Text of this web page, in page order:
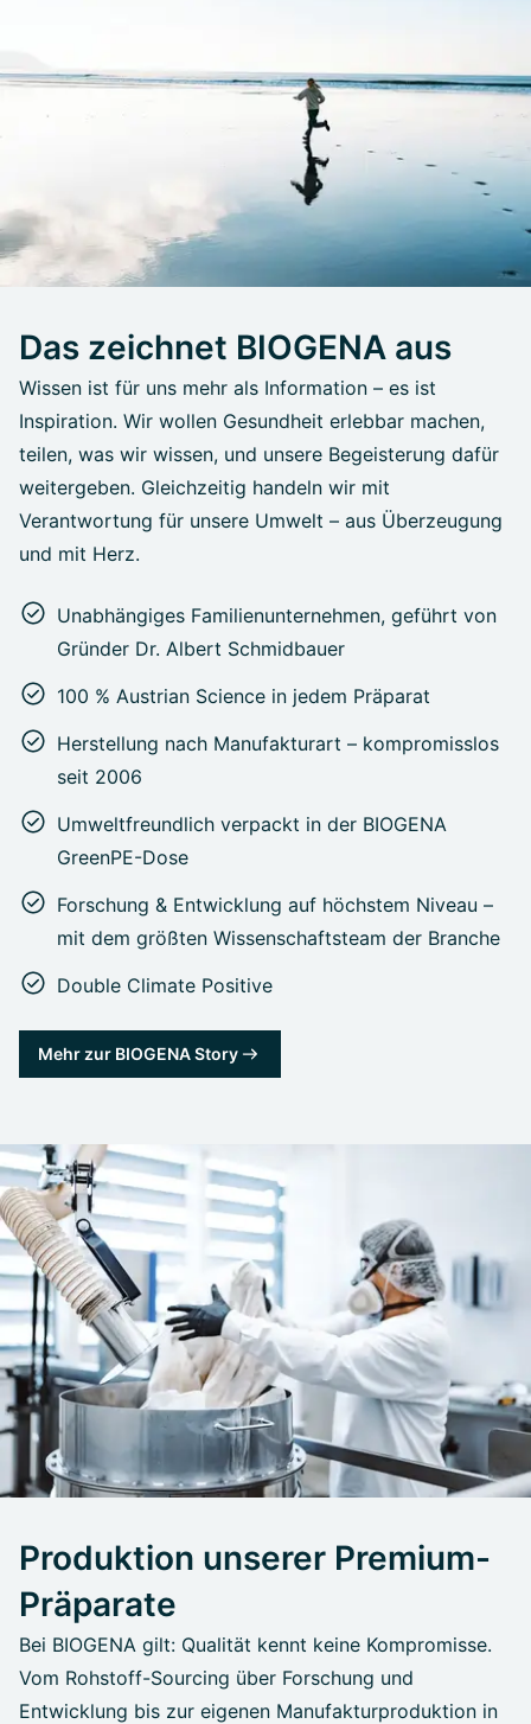
Das zeichnet BIOGENA aus
Wissen ist für uns mehr als Information – es ist
Inspiration. Wir wollen Gesundheit erlebbar machen,
teilen, was wir wissen, und unsere Begeisterung dafür
weitergeben. Gleichzeitig handeln wir mit
Verantwortung für unsere Umwelt – aus Überzeugung
und mit Herz.
Unabhängiges Familienunternehmen, geführt von
Gründer Dr. Albert Schmidbauer
100 % Austrian Science in jedem Präparat
Herstellung nach Manufakturart – kompromisslos
seit 2006
Umweltfreundlich verpackt in der BIOGENA
GreenPE-Dose
Forschung & Entwicklung auf höchstem Niveau –
mit dem größten Wissenschaftsteam der Branche
Double Climate Positive
Mehr zur BIOGENA Story
Produktion unserer Premium-
Präparate
Bei BIOGENA gilt: Qualität kennt keine Kompromisse.
Vom Rohstoff-Sourcing über Forschung und
Entwicklung bis zur eigenen Manufakturproduktion in